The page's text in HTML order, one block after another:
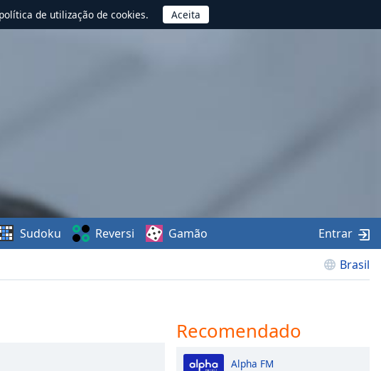
de utilização de cookies.
Brasil
Sudoku Reversi Gamão Entrar
Recomendado
Alpha FM